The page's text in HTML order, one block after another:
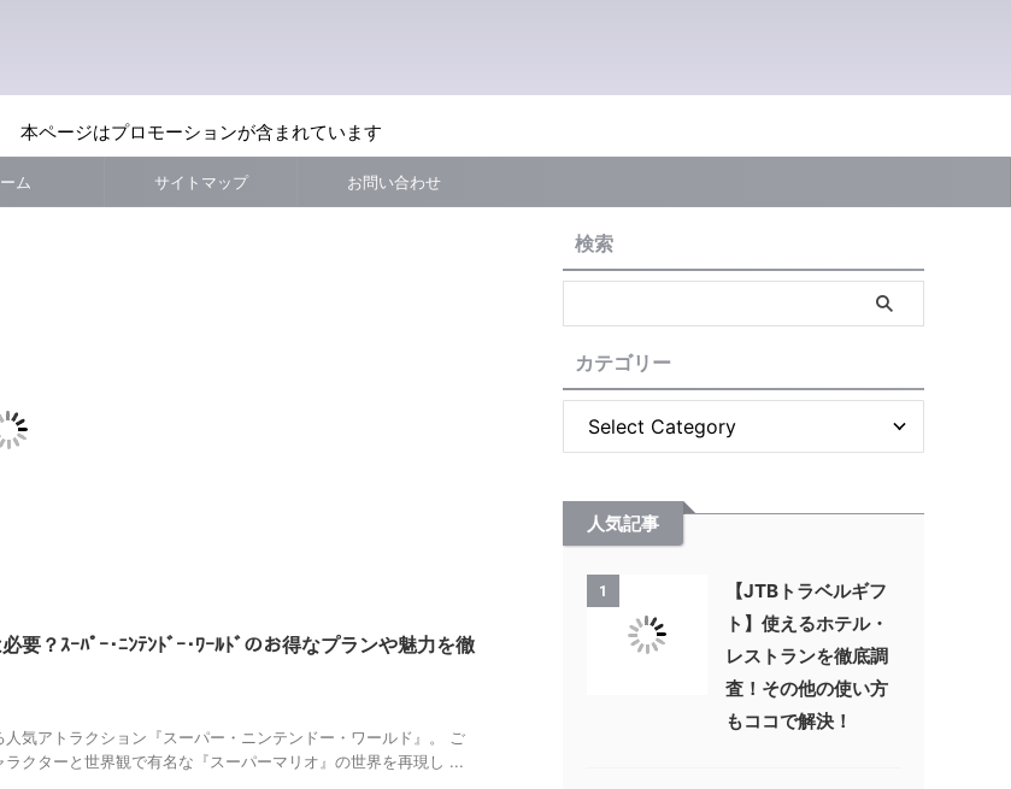
本ページはプロモーションが含まれています
ム サイトマップ お問い合わせ
？ｽｰﾊﾟｰ･ﾆﾝﾃﾝﾄﾞｰ･ﾜｰﾙﾄﾞのお得なプランや魅力を徹
気アトラクション『スーパー・ニンテンドー・ワールド』。 ご
クターと世界観で有名な『スーパーマリオ』の世界を再現し ...
検索
カテゴリー
人気記事
1
【JTBトラベルギフ
ト】使えるホテル・
レストランを徹底調
査！その他の使い方
もココで解決！